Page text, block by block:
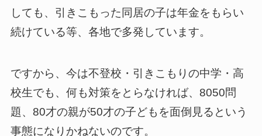
しても、引きこもった同居の子は年金をもらい
続けている等、各地で多発しています。
ですから、今は不登校・引きこもりの中学・高
校生でも、何も対策をとらなければ、8050問
題、80才の親が50才の子どもを面倒見るという
事態になりかねないのです。